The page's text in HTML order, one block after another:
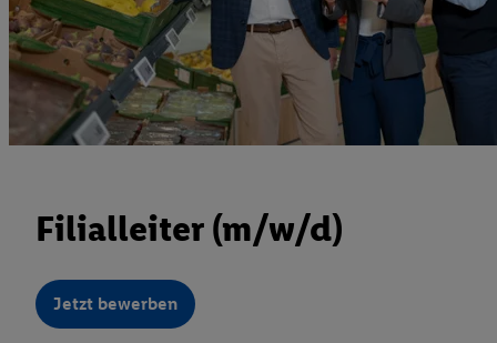
Filialleiter (m/w/d)
Jetzt bewerben